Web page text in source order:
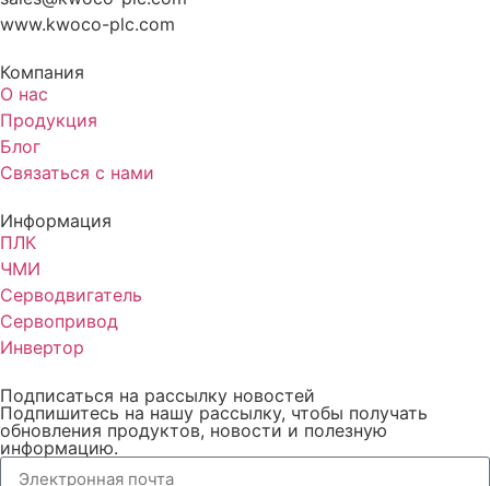
www.kwoco-plc.com
Компания
О нас
Продукция
Блог
Связаться с нами
Информация
ПЛК
ЧМИ
Серводвигатель
Сервопривод
Инвертор
Подписаться на рассылку новостей
Подпишитесь на нашу рассылку, чтобы получать
обновления продуктов, новости и полезную
информацию.